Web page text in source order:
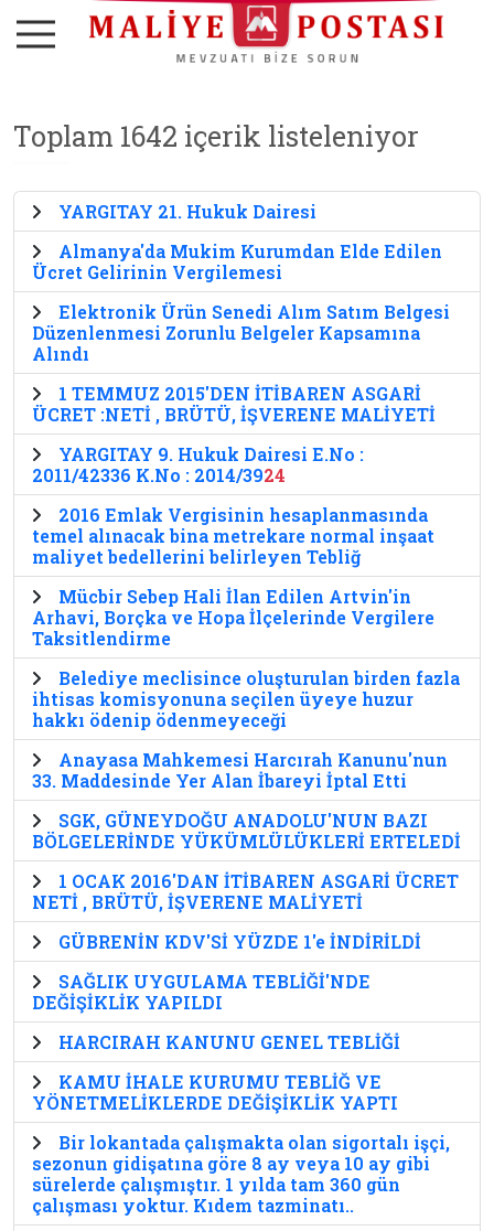
Toplam 1642 içerik listeleniyor
YARGITAY 21. Hukuk Dairesi
Almanya'da Mukim Kurumdan Elde Edilen
Ücret Gelirinin Vergilemesi
Elektronik Ürün Senedi Alım Satım Belgesi
Düzenlenmesi Zorunlu Belgeler Kapsamına
Alındı
1 TEMMUZ 2015'DEN İTİBAREN ASGARİ
ÜCRET :NETİ , BRÜTÜ, İŞVERENE MALİYETİ
YARGITAY 9. Hukuk Dairesi E.No :
2011/42336 K.No : 2014/3924
2016 Emlak Vergisinin hesaplanmasında
temel alınacak bina metrekare normal inşaat
maliyet bedellerini belirleyen Tebliğ
Mücbir Sebep Hali İlan Edilen Artvin'in
Arhavi, Borçka ve Hopa İlçelerinde Vergilere
Taksitlendirme
Belediye meclisince oluşturulan birden fazla
ihtisas komisyonuna seçilen üyeye huzur
hakkı ödenip ödenmeyeceği
Anayasa Mahkemesi Harcırah Kanunu'nun
33. Maddesinde Yer Alan İbareyi İptal Etti
SGK, GÜNEYDOĞU ANADOLU'NUN BAZI
BÖLGELERİNDE YÜKÜMLÜLÜKLERİ ERTELEDİ
1 OCAK 2016'DAN İTİBAREN ASGARİ ÜCRET
NETİ , BRÜTÜ, İŞVERENE MALİYETİ
GÜBRENİN KDV'Sİ YÜZDE 1'e İNDİRİLDİ
SAĞLIK UYGULAMA TEBLİĞİ'NDE
DEĞİŞİKLİK YAPILDI
HARCIRAH KANUNU GENEL TEBLİĞİ
KAMU İHALE KURUMU TEBLİĞ VE
YÖNETMELİKLERDE DEĞİŞİKLİK YAPTI
Bir lokantada çalışmakta olan sigortalı işçi,
sezonun gidişatına göre 8 ay veya 10 ay gibi
sürelerde çalışmıştır. 1 yılda tam 360 gün
çalışması yoktur. Kıdem tazminatı..